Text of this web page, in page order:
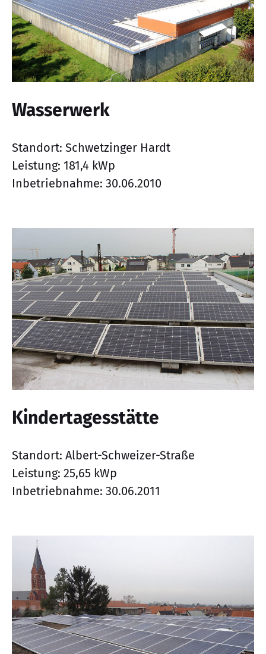
Wasserwerk
Standort: Schwetzinger Hardt
Leistung: 181,4 kWp
Inbetriebnahme: 30.06.2010
Kindertagesstätte
Standort: Albert-Schweizer-Straße
Leistung: 25,65 kWp
Inbetriebnahme: 30.06.2011